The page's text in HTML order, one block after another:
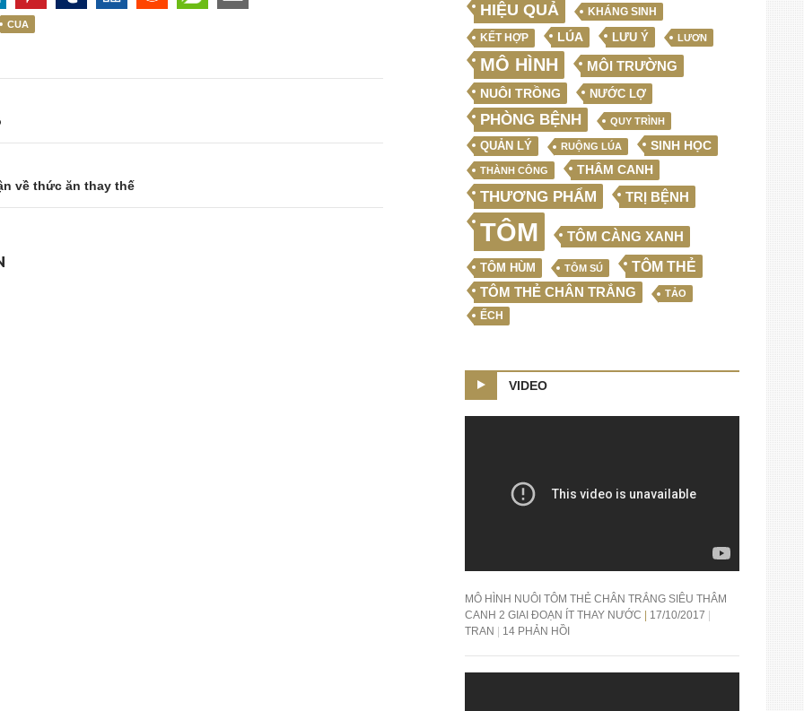
CUA
về thức ăn thay thế
HIỆU QUẢ KHÁNG SINH
KẾT HỢP LÚA LƯU Ý LƯƠN
MÔ HÌNH MÔI TRƯỜNG
NUÔI TRỒNG NƯỚC LỢ
PHÒNG BỆNH QUY TRÌNH
QUẢN LÝ RUỘNG LÚA SINH HỌC
THÀNH CÔNG THÂM CANH
THƯƠNG PHẨM TRỊ BỆNH
TÔM TÔM CÀNG XANH
TÔM HÙM TÔM SÚ TÔM THẺ
TÔM THẺ CHÂN TRẮNG TẢO
ẾCH
VIDEO
MÔ HÌNH NUÔI TÔM THẺ CHÂN TRẮNG SIÊU THÂM
CANH 2 GIAI ĐOẠN ÍT THAY NƯỚC
17/10/2017
TRAN
14 PHẢN HỒI